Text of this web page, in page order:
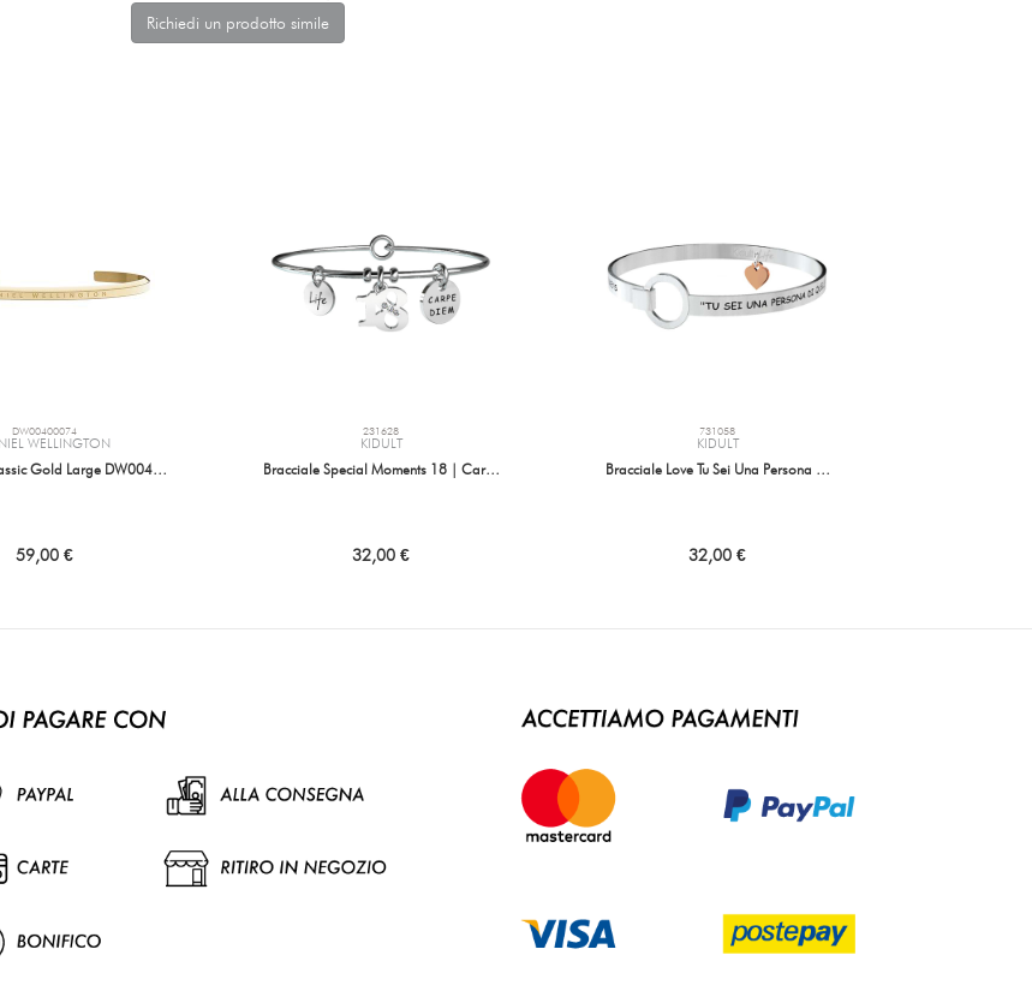
Richiedi un prodotto simile
DW00400074
WELLINGTON
Gold Large DW004…
59,00 €
231628
KIDULT
Bracciale Special Moments 18 | Car…
32,00 €
731058
KIDULT
Bracciale Love Tu Sei Una Persona …
32,00 €